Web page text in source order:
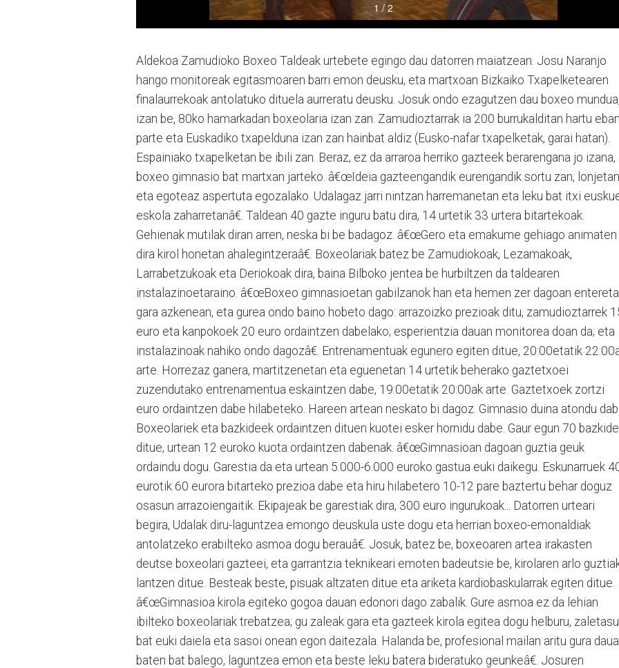
Aldekoa Zamudioko Boxeo Taldeak urtebete egingo dau datorren maiatzean. Josu Naranjo
hango monitoreak egitasmoaren barri emon deusku, eta martxoan Bizkaiko Txapelketearen
finalaurrekoak antolatuko dituela aurreratu deusku. Josuk ondo ezagutzen dau boxeo mundua,
izan be, 80ko hamarkadan boxeolaria izan zan. Zamudioztarrak ia 200 burrukalditan hartu eban
parte eta Euskadiko txapelduna izan zan hainbat aldiz (Eusko-nafar txapelketak, garai hatan).
Espainiako txapelketan be ibili zan. Beraz, ez da arraroa herriko gazteek berarengana jo izana,
boxeo gimnasio bat martxan jarteko. â€œIdeia gazteengandik eurengandik sortu zan,
eta egoteaz aspertuta egozalako. Udalagaz jarri nintzan harremanetan eta leku bat itxi
eskola zaharretanâ€. Taldean 40 gazte inguru batu dira, 14 urtetik 33 urtera bitartekoak.
Gehienak mutilak diran arren, neska bi be badagoz. â€œGero eta emakume gehiago animaten
dira kirol honetan ahalegintzeraâ€. Boxeolariak batez be Zamudiokoak, Lezamakoak,
Larrabetzukoak eta Deriokoak dira, baina Bilboko jentea be hurbiltzen da taldearen
instalazinoetaraino. â€œBoxeo gimnasioetan gabilzanok han eta hemen zer dagoan
gara azkenean, eta gurea ondo baino hobeto dago: arrazoizko prezioak ditu, zamudioztarrek
euro eta kanpokoek 20 euro ordaintzen dabelako; esperientzia dauan monitorea doan da; eta
instalazinoak nahiko ondo dagozâ€. Entrenamentuak egunero egiten ditue, 20:00etatik
arte. Horrezaz ganera, martitzenetan eta eguenetan 14 urtetik beherako gaztetxoei
zuzendutako entrenamentua eskaintzen dabe, 19:00etatik 20:00ak arte. Gaztetxoek zortzi
euro ordaintzen dabe hilabeteko. Hareen artean neskato bi dagoz. Gimnasio duina atondu
Boxeolariek eta bazkideek ordaintzen dituen kuotei esker hornidu dabe. Gaur egun 70 bazkide
ditue, urtean 12 euroko kuota ordaintzen dabenak. â€œGimnasioan dagoan guztia geuk
ordaindu dogu. Garestia da eta urtean 5.000-6.000 euroko gastua euki daikegu. Eskunarruek
eurotik 60 eurora bitarteko prezioa dabe eta hiru hilabetero 10-12 pare baztertu behar doguz
osasun arrazoiengaitik. Ekipajeak be garestiak dira, 300 euro ingurukoak... Datorren urteari
begira, Udalak diru-laguntzea emongo deuskula uste dogu eta herrian boxeo-emonaldiak
antolatzeko erabilteko asmoa dogu berauâ€. Josuk, batez be, boxeoaren artea irakasten
deutse boxeolari gazteei, eta garrantzia teknikeari emoten badeutsie be, kirolaren arlo
lantzen ditue. Besteak beste, pisuak altzaten ditue eta ariketa kardiobaskularrak egiten ditue.
â€œGimnasioa kirola egiteko gogoa dauan edonori dago zabalik. Gure asmoa ez da lehian
ibilteko boxeolariak trebatzea; gu zaleak gara eta gazteek kirola egitea dogu helburu,
bat euki daiela eta sasoi onean egon daitezala. Halanda be, profesional mailan aritu gura
baten bat balego, laguntzea emon eta beste leku batera bideratuko geunkeâ€. Josuren